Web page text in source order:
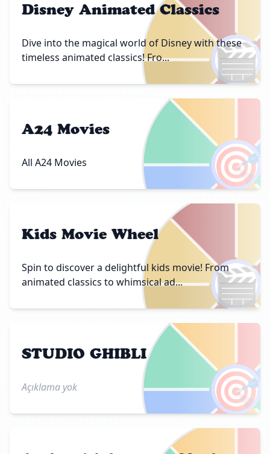
🎬
Disney Animated Classics
Dive into the magical world of Disney with these
timeless animated classics! Fro...
🎯
A24 Movies
All A24 Movies
🎬
Kids Movie Wheel
Spin to discover a delightful kids movie! From
animated classics to whimsical ad...
🎯
STUDIO GHIBLI
Açıklama yok